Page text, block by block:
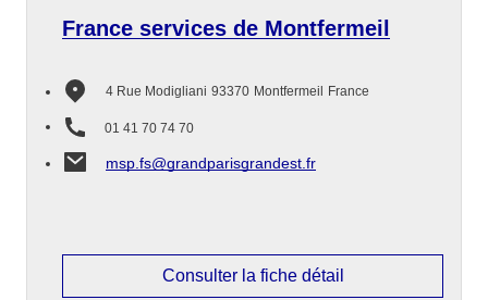
France services de Montfermeil
4 Rue Modigliani 93370 Montfermeil France
01 41 70 74 70
msp.fs@grandparisgrandest.fr
Consulter la fiche détail